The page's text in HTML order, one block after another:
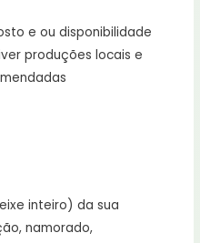
e ou disponibilidade
produções locais e
inteiro) da sua
namorado,